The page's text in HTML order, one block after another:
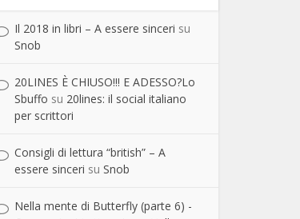
Il 2018 in libri – A essere sinceri su
Snob
20LINES È CHIUSO!!! E ADESSO?Lo
Sbuffo su 20lines: il social italiano
per scrittori
Consigli di lettura “british” – A
essere sinceri su Snob
Nella mente di Butterfly (parte 6) -